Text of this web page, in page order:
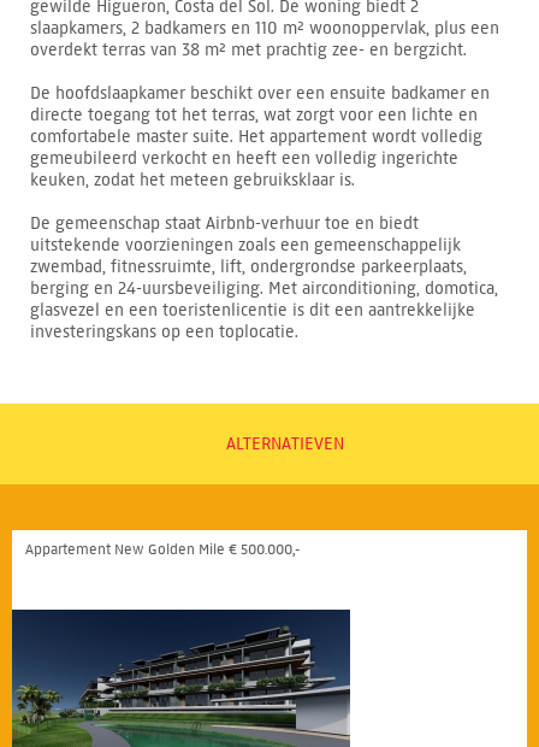
gewilde Higueron, Costa del Sol. De woning biedt 2
slaapkamers, 2 badkamers en 110 m² woonoppervlak, plus een
overdekt terras van 38 m² met prachtig zee- en bergzicht.
De hoofdslaapkamer beschikt over een ensuite badkamer en
directe toegang tot het terras, wat zorgt voor een lichte en
comfortabele master suite. Het appartement wordt volledig
gemeubileerd verkocht en heeft een volledig ingerichte
keuken, zodat het meteen gebruiksklaar is.
De gemeenschap staat Airbnb-verhuur toe en biedt
uitstekende voorzieningen zoals een gemeenschappelijk
zwembad, fitnessruimte, lift, ondergrondse parkeerplaats,
berging en 24-uursbeveiliging. Met airconditioning, domotica,
glasvezel en een toeristenlicentie is dit een aantrekkelijke
investeringskans op een toplocatie.
ALTERNATIEVEN
Appartement New Golden Mile € 500.000,-